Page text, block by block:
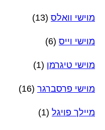
מוישי וואלס (13)
מוישי וייס (6)
מוישי טיגרמן (1)
מוישי פרסברגר (16)
מיילך פויגל (1)